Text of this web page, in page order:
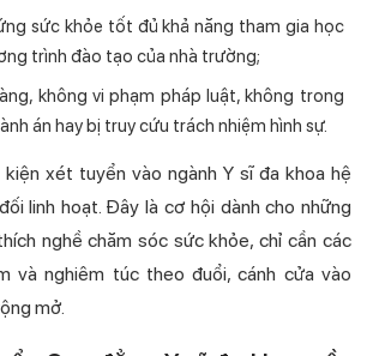
sức khỏe tốt đủ khả năng tham gia học
trình đào tạo của nhà trường;
không vi phạm pháp luật, không trong
án hay bị truy cứu trách nhiệm hình sự.
xét tuyển vào ngành Y sĩ đa khoa hệ
linh hoạt. Đây là cơ hội dành cho những
nghề chăm sóc sức khỏe, chỉ cần các
và nghiêm túc theo đuổi, cánh cửa vào
mở.